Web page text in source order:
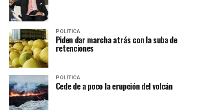
POLITICA
Piden dar marcha atrás con la suba de
retenciones
POLITICA
Cede de a poco la erupción del volcán